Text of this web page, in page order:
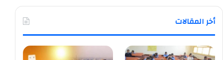
أخر المقالات